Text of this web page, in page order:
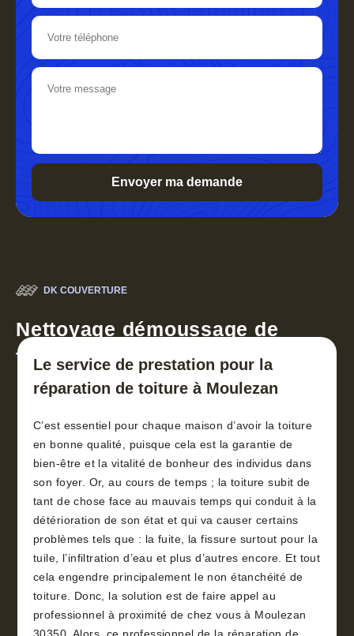
DK COUVERTURE
Nettoyage démoussage de
toiture 30
Le service de prestation pour la
réparation de toiture à Moulezan
C’est essentiel pour chaque maison d’avoir la toiture
en bonne qualité, puisque cela est la garantie de
bien-être et la vitalité de bonheur des individus dans
son foyer. Or, au cours de temps ; la toiture subit de
tant de chose face au mauvais temps qui conduit à la
détérioration de son état et qui va causer certains
problèmes tels que : la fuite, la fissure surtout pour la
tuile, l’infiltration d’eau et plus d’autres encore. Et tout
cela engendre principalement le non étanchéité de
toiture. Donc, la solution est de faire appel au
professionnel à proximité de chez vous à Moulezan